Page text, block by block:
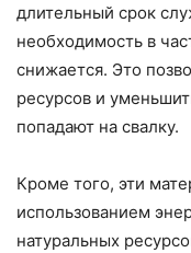
длительный срок
необходимость в
снижается. Это
ресурсов и
попадают на свалку.
Кроме того, эти
использованием
натуральных